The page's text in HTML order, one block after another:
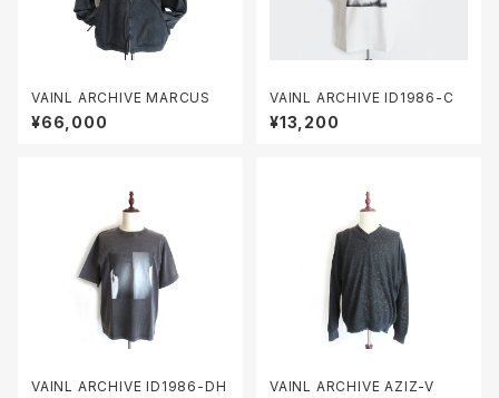
VAINL ARCHIVE MARCUS
¥66,000
VAINL ARCHIVE ID1986-C
¥13,200
VAINL ARCHIVE ID1986-DH VAINL ARCHIVE AZIZ-V